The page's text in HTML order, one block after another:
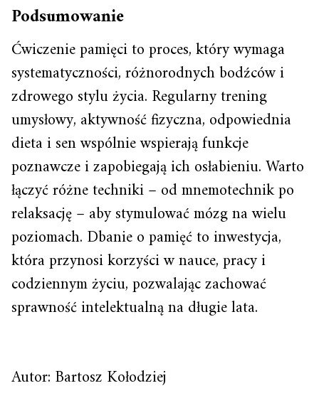
Podsumowanie
Ćwiczenie pamięci to proces, który wymaga
systematyczności, różnorodnych bodźców i
zdrowego stylu życia. Regularny trening
umysłowy, aktywność fizyczna, odpowiednia
dieta i sen wspólnie wspierają funkcje
poznawcze i zapobiegają ich osłabieniu. Warto
łączyć różne techniki – od mnemotechnik po
relaksację – aby stymulować mózg na wielu
poziomach. Dbanie o pamięć to inwestycja,
która przynosi korzyści w nauce, pracy i
codziennym życiu, pozwalając zachować
sprawność intelektualną na długie lata.
Autor: Bartosz Kołodziej